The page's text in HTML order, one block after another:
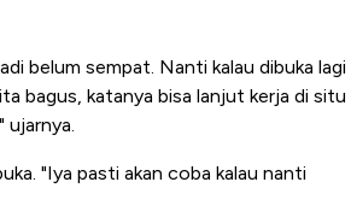
belum sempat. Nanti kalau dibuka lagi
bagus, katanya bisa lanjut kerja di situ
ujarnya.
"Iya pasti akan coba kalau nanti